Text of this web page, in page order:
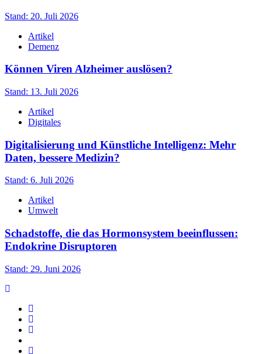
Stand: 20. Juli 2026
Artikel
Demenz
Können Viren Alzheimer auslösen?
Stand: 13. Juli 2026
Artikel
Digitales
Digitalisierung und Künstliche Intelligenz: Mehr
Daten, bessere Medizin?
Stand: 6. Juli 2026
Artikel
Umwelt
Schadstoffe, die das Hormonsystem beeinflussen:
Endokrine Disruptoren
Stand: 29. Juni 2026